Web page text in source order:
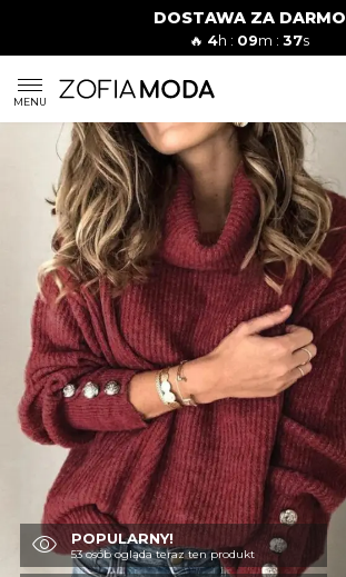
DOSTAWA ZA DARMO
🔥 4h : 09m : 36s
MENU
SUKIENKI
KOMPLETY
JEANSY
SZORTY
MODA PLAŻOWA
BLUZKI
KURTKI I PŁASZCZE
POPULARNY!
53 osób ogląda teraz ten produkt